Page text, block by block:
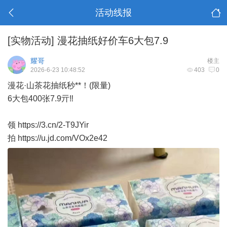
活动线报
[实物活动] 漫花抽纸好价车6大包7.9
楼主
耀哥
403 0
2026-6-23 10:48:52
漫花·山茶花抽纸秒**！(限量)
6大包400张7.9亓‼
领 https://3.cn/2-T9JYir
拍 https://u.jd.com/VOx2e42